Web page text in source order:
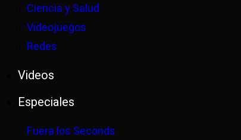
Ciencia y Salud
Videojuegos
Redes
Videos
Especiales
Fuera los Seconds